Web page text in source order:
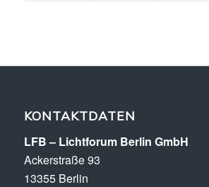
KONTAKTDATEN
LFB – Lichtforum Berlin GmbH
Ackerstraße 93
13355 Berlin